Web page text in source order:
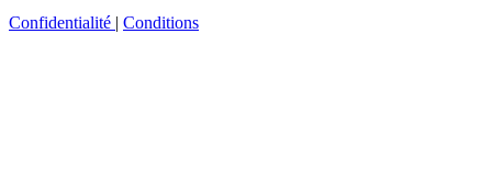
Confidentialité | Conditions